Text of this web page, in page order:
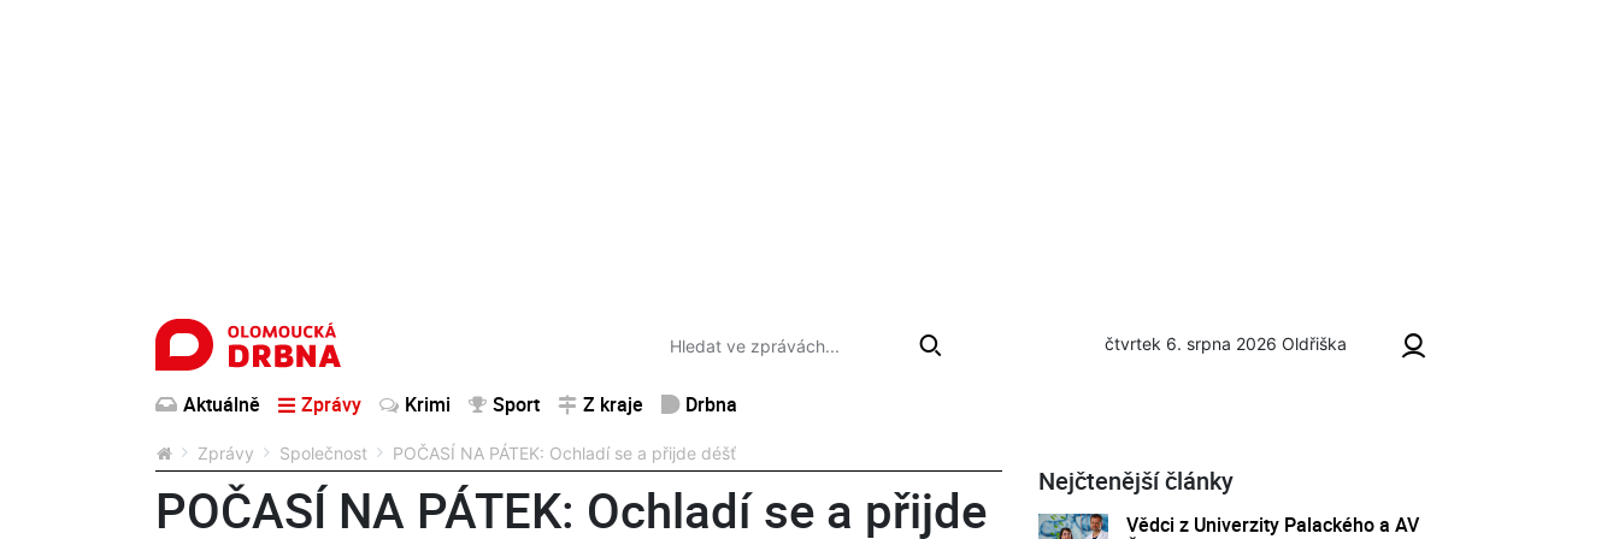
čtvrtek 6. srpna 2026 Oldřiška
Aktuálně Zprávy Krimi Sport Z kraje Drbna
Zprávy Společnost POČASÍ NA PÁTEK: Ochladí se a přijde déšť
POČASÍ NA PÁTEK: Ochladí se a přijde
Nejčtenější články
Vědci z Univerzity Palackého a AV